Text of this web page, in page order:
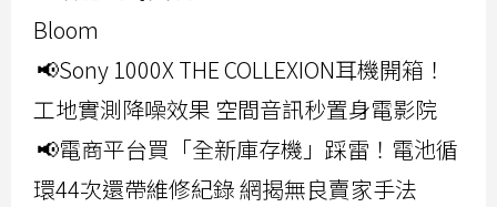
Bloom
📢Sony 1000X THE COLLEXION耳機開箱！
工地實測降噪效果 空間音訊秒置身電影院
📢電商平台買「全新庫存機」踩雷！電池循
環44次還帶維修紀錄 網揭無良賣家手法